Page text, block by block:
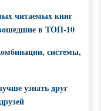
читаемых книг
в ТОП-10
системы,
узнать друг